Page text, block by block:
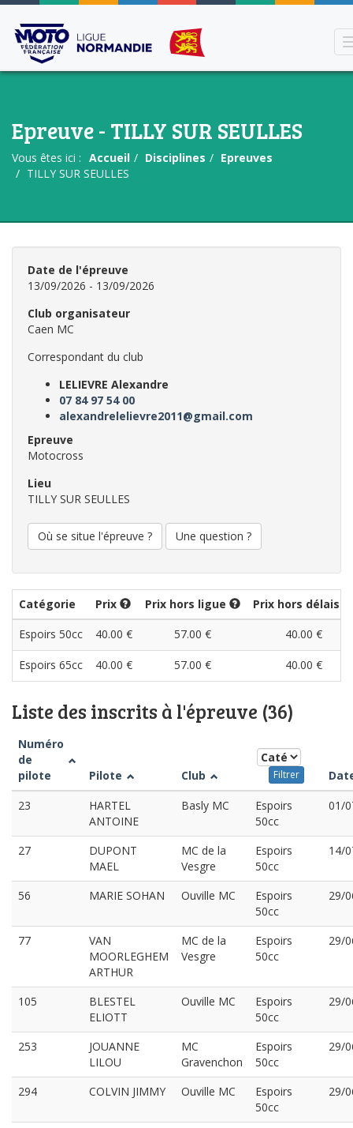
Epreuve - TILLY SUR SEULLES
Vous êtes ici : Accueil Disciplines
Epreuves
TILLY SUR SEULLES
Date de l'épreuve
13/09/2026 - 13/09/2026
Club organisateur
Caen MC
Correspondant du club
LELIEVRE Alexandre
07 84 97 54 00
alexandrelelievre2011@gmail.com
Epreuve
Motocross
Lieu
TILLY SUR SEULLES
Où se situe l'épreuve ? Une question ?
Catégorie Prix Prix hors ligue
Prix hors délais
Espoirs 50cc
40.00 € 57.00 € 40.00 €
Espoirs 65cc 40.00 € 57.00 € 40.00 €
Liste des inscrits à l'épreuve (36)
Numéro
de
pilote
Pilote Club Filtrer
23
HARTEL
ANTOINE
Basly MC
Espoirs
50cc
01/
27
DUPONT
MAEL
MC de la
Vesgre
Espoirs
50cc
14/
56 MARIE SOHAN Ouville MC
Espoirs
50cc
29/
77
VAN
MOORLEGHEM
ARTHUR
MC de la
Vesgre
Espoirs
50cc
29/
105
BLESTEL
ELIOTT
Ouville MC
Espoirs
50cc
29/
253
JOUANNE
LILOU
MC
Gravenchon
Espoirs
50cc
29/
294 COLVIN JIMMY Ouville MC
Espoirs
50cc
29/